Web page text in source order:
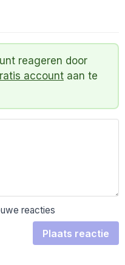
reageren door
account aan te
reacties
Plaats reactie